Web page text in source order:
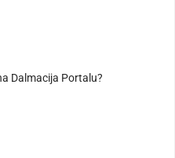
Dalmacija Portalu?